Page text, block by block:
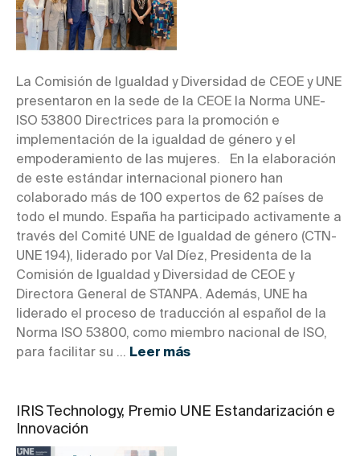
La Comisión de Igualdad y Diversidad de CEOE y UNE
presentaron en la sede de la CEOE la Norma UNE-
ISO 53800 Directrices para la promoción e
implementación de la igualdad de género y el
empoderamiento de las mujeres. En la elaboración
de este estándar internacional pionero han
colaborado más de 100 expertos de 62 países de
todo el mundo. España ha participado activamente a
través del Comité UNE de Igualdad de género (CTN-
UNE 194), liderado por Val Díez, Presidenta de la
Comisión de Igualdad y Diversidad de CEOE y
Directora General de STANPA. Además, UNE ha
liderado el proceso de traducción al español de la
Norma ISO 53800, como miembro nacional de ISO,
para facilitar su ... Leer más
IRIS Technology, Premio UNE Estandarización e
Innovación